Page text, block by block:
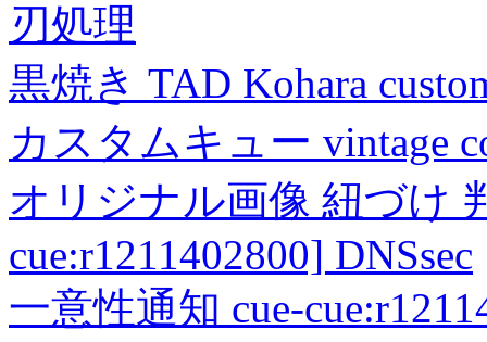
刃処理
黒焼き TAD Kohara
カスタムキュー vintage
オリジナル画像 紐づけ
cue:r1211402800] DNSsec
一意性通知 cue-